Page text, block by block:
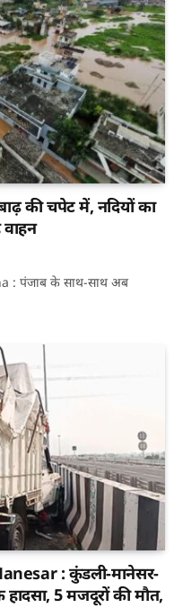
की चपेट में, नदियों का
: पंजाब के साथ-साथ अब
: कुंडली-मानेसर-
5 मजदूरों की मौत,